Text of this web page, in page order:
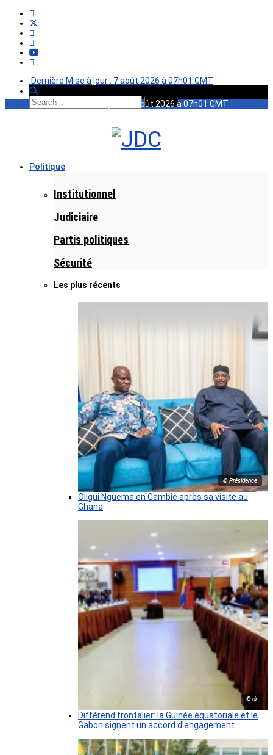
Dernière Mise à jour : 7 août 2026 à 07h01 GMT
Dernière Mise à jour : 7 août 2026 à 07h01 GMT
Politique
Institutionnel
Judiciaire
Partis politiques
Sécurité
Les plus récents
© Présidence
Oligui Nguema en Gambie après sa visite au
Ghana
© dr
Différend frontalier: la Guinée équatoriale et le
Gabon signent un accord d’engagement